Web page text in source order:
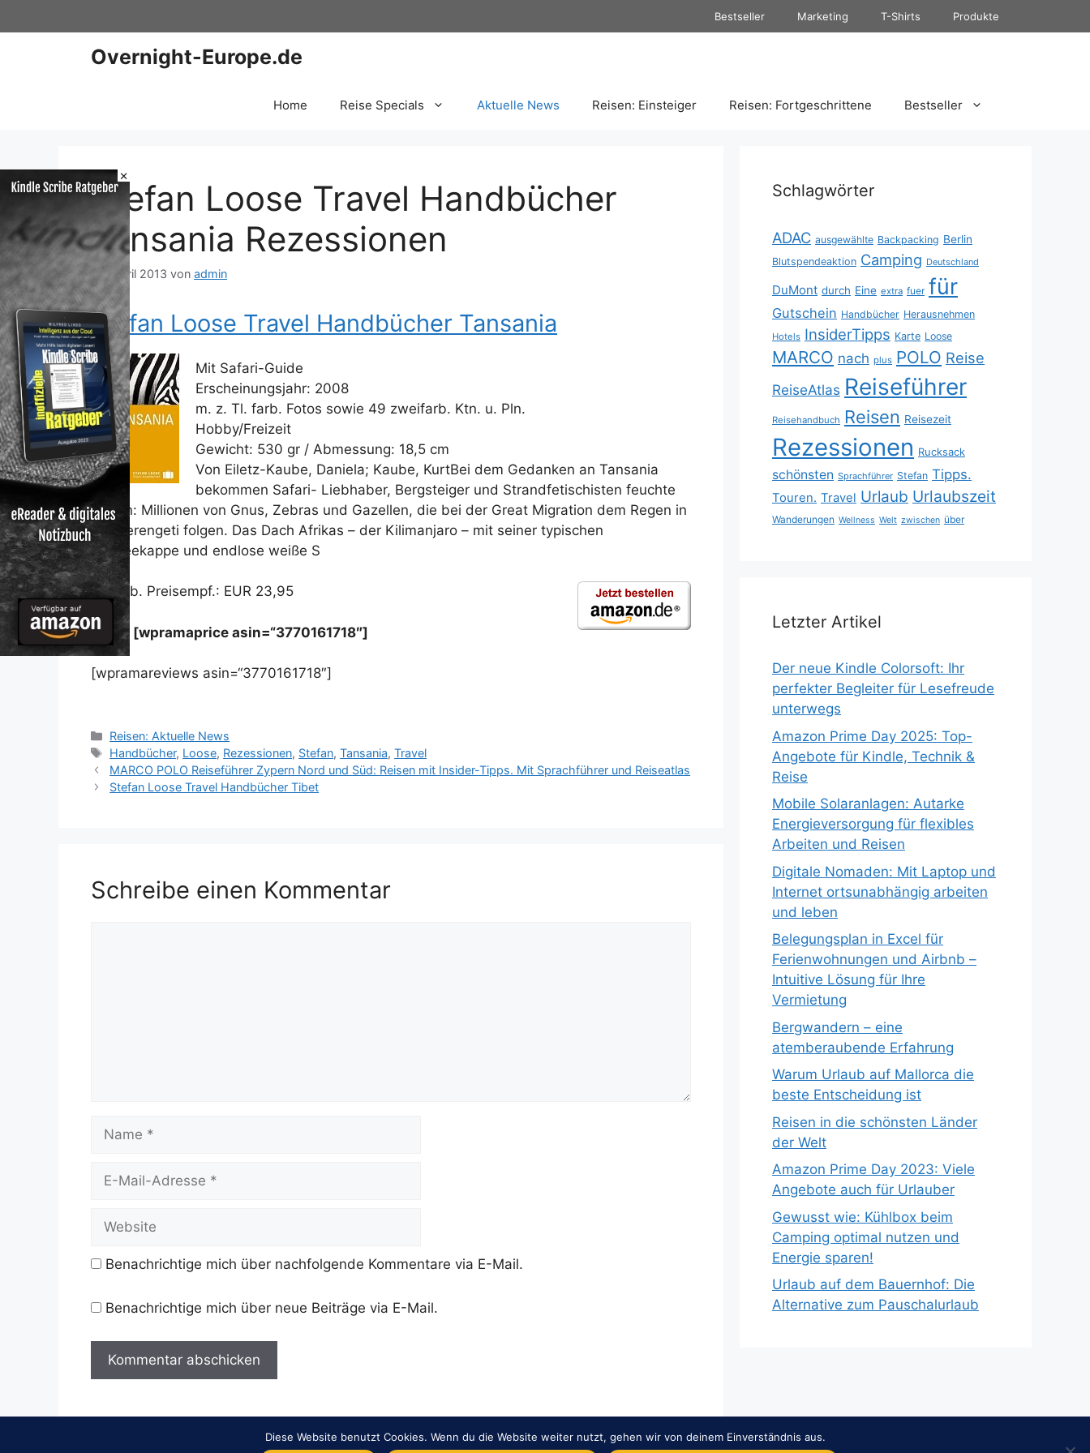
×
Inhalt
Bestseller Marketing T-Shirts Produkte
Overnight-Europe.de
Home Reise Specials Aktuelle News Reisen: Einsteiger Reisen: Fortgeschrittene Bestseller
Stefan Loose Travel Handbücher
Tansania Rezessionen
28. April 2013 von admin
Stefan Loose Travel Handbücher Tansania
Mit Safari-Guide
Erscheinungsjahr: 2008
m. z. Tl. farb. Fotos sowie 49 zweifarb. Ktn. u. Pln.
Hobby/Freizeit
Gewicht: 530 gr / Abmessung: 18,5 cm
Von Eiletz-Kaube, Daniela; Kaube, KurtBei dem Gedanken an Tansania
bekommen Safari- Liebhaber, Bergsteiger und Strandfetischisten feuchte
Augen: Millionen von Gnus, Zebras und Gazellen, die bei der Great Migration dem Regen in
der Serengeti folgen. Das Dach Afrikas – der Kilimanjaro – mit seiner typischen
Schneekappe und endlose weiße S
Unverb. Preisempf.: EUR 23,95
Preis: [wpramaprice asin=“3770161718″]
[wpramareviews asin=“3770161718″]
Kategorien
Reisen: Aktuelle News
Schlagwörter
Handbücher, Loose, Rezessionen, Stefan,Tansania,Travel
MARCO POLO Reiseführer Zypern Nord und Süd: Reisen mit Insider-Tipps. Mit Sprachführer und Reiseatlas
Stefan Loose Travel Handbücher Tibet
Schreibe einen Kommentar
Name
Website
Benachrichtige mich über nachfolgende Kommentare via E-Mail.
Benachrichtige mich über neue Beiträge via E-Mail.
Schlagwörter
ADAC ausgewählte Backpacking Berlin
Blutspendeaktion Camping Deutschland
DuMont durch Eine extra fuer für
Gutschein Handbücher Herausnehmen
Hotels InsiderTipps Karte Loose
MARCO nach plus POLO Reise
ReiseAtlas Reiseführer
Reisehandbuch Reisen Reisezeit
Rezessionen Rucksack
schönsten Sprachführer Stefan Tipps.
Touren. Travel Urlaub Urlaubszeit
Wanderungen Wellness Welt zwischen über
Letzter Artikel
Der neue Kindle Colorsoft: Ihr
perfekter Begleiter für Lesefreude
unterwegs
Amazon Prime Day 2025: Top-
Angebote für Kindle, Technik &
Reise
Mobile Solaranlagen: Autarke
Energieversorgung für flexibles
Arbeiten und Reisen
Digitale Nomaden: Mit Laptop und
Internet ortsunabhängig arbeiten
und leben
Belegungsplan in Excel für
Ferienwohnungen und Airbnb –
Intuitive Lösung für Ihre
Vermietung
Bergwandern – eine
atemberaubende Erfahrung
Warum Urlaub auf Mallorca die
beste Entscheidung ist
Reisen in die schönsten Länder
der Welt
Amazon Prime Day 2023: Viele
Angebote auch für Urlauber
Gewusst wie: Kühlbox beim
Camping optimal nutzen und
Energie sparen!
Urlaub auf dem Bauernhof: Die
Alternative zum Pauschalurlaub
Diese Website benutzt Cookies. Wenn du die Website weiter nutzt, gehen wir von deinem Einverständnis aus.